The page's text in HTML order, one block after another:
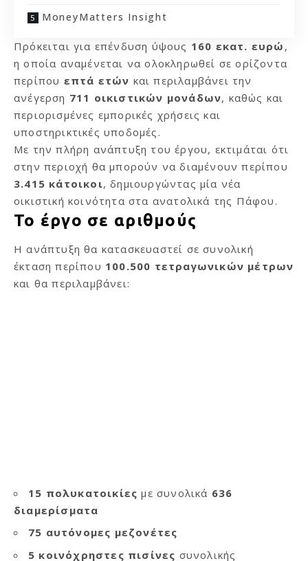
MoneyMatters Insight
Πρόκειται για επένδυση ύψους 160 εκατ. ευρώ ,
η οποία αναμένεται να ολοκληρωθεί σε ορίζοντα
περίπου επτά ετών και περιλαμβάνει την
ανέγερση 711 οικιστικών μονάδων, καθώς και
περιορισμένες εμπορικές χρήσεις και
υποστηρικτικές υποδομές.
Με την πλήρη ανάπτυξη του έργου, εκτιμάται ότι
στην περιοχή θα μπορούν να διαμένουν περίπου
3.415 κάτοικοι, δημιουργώντας μία νέα
οικιστική κοινότητα στα ανατολικά της Πάφου.
Το έργο σε αριθμούς
Η ανάπτυξη θα κατασκευαστεί σε συνολική
έκταση περίπου 100.500 τετραγωνικών μέτρων
και θα περιλαμβάνει:
15 πολυκατοικίες με συνολικά 636
διαμερίσματα
75 αυτόνομες μεζονέτες
5 κοινόχρηστες πισίνες συνολικής